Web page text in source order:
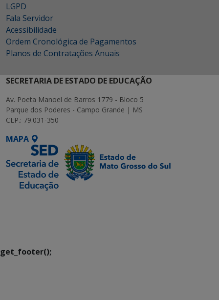
LGPD
Fala Servidor
Acessibilidade
Ordem Cronológica de Pagamentos
Planos de Contratações Anuais
SECRETARIA DE ESTADO DE EDUCAÇÃO
Av. Poeta Manoel de Barros 1779 - Bloco 5
Parque dos Poderes - Campo Grande | MS
CEP.: 79.031-350
MAPA
get_footer();